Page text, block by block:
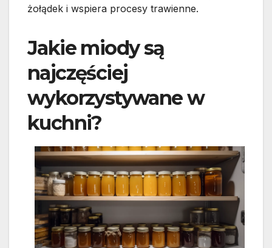
żołądek i wspiera procesy trawienne.
Jakie miody są
najczęściej
wykorzystywane w
kuchni?